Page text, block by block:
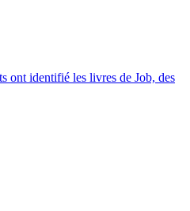
ont identifié les livres de Job, des